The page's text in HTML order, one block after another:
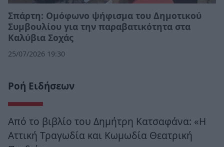
Σπάρτη: Ομόφωνο ψήφισμα του Δημοτικού
Συμβουλίου για την παραβατικότητα στα
Καλύβια Σοχάς
25/07/2026 19:30
Ροή Ειδήσεων
Από το βιβλίο του Δημήτρη Κατσαφάνα: «Η
Αττική Τραγωδία και Κωμωδία Θεατρική